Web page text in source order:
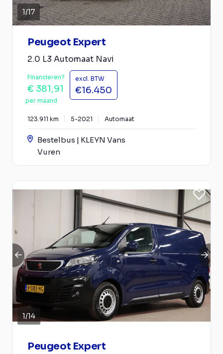
1/17
Peugeot Expert
2.0 L3 Automaat Navi
Financieren?
€ 381,91
per maand
excl. BTW
€16.450
123.911 km 5-2021 Automaat
Bestelbus | KLEYN Vans
Vuren
1/14
Peugeot Expert